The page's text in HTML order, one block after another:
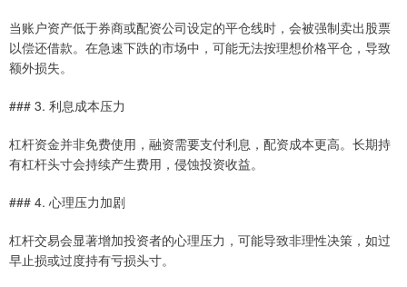
当账户资产低于券商或配资公司设定的平仓线时，会被强制卖出股票
以偿还借款。在急速下跌的市场中，可能无法按理想价格平仓，导致
额外损失。
### 3. 利息成本压力
杠杆资金并非免费使用，融资需要支付利息，配资成本更高。长期持
有杠杆头寸会持续产生费用，侵蚀投资收益。
### 4. 心理压力加剧
杠杆交易会显著增加投资者的心理压力，可能导致非理性决策，如过
早止损或过度持有亏损头寸。